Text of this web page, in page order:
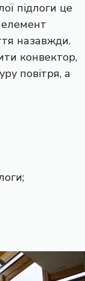
підлоги це
назавжди.
конвектор,
повітря, а